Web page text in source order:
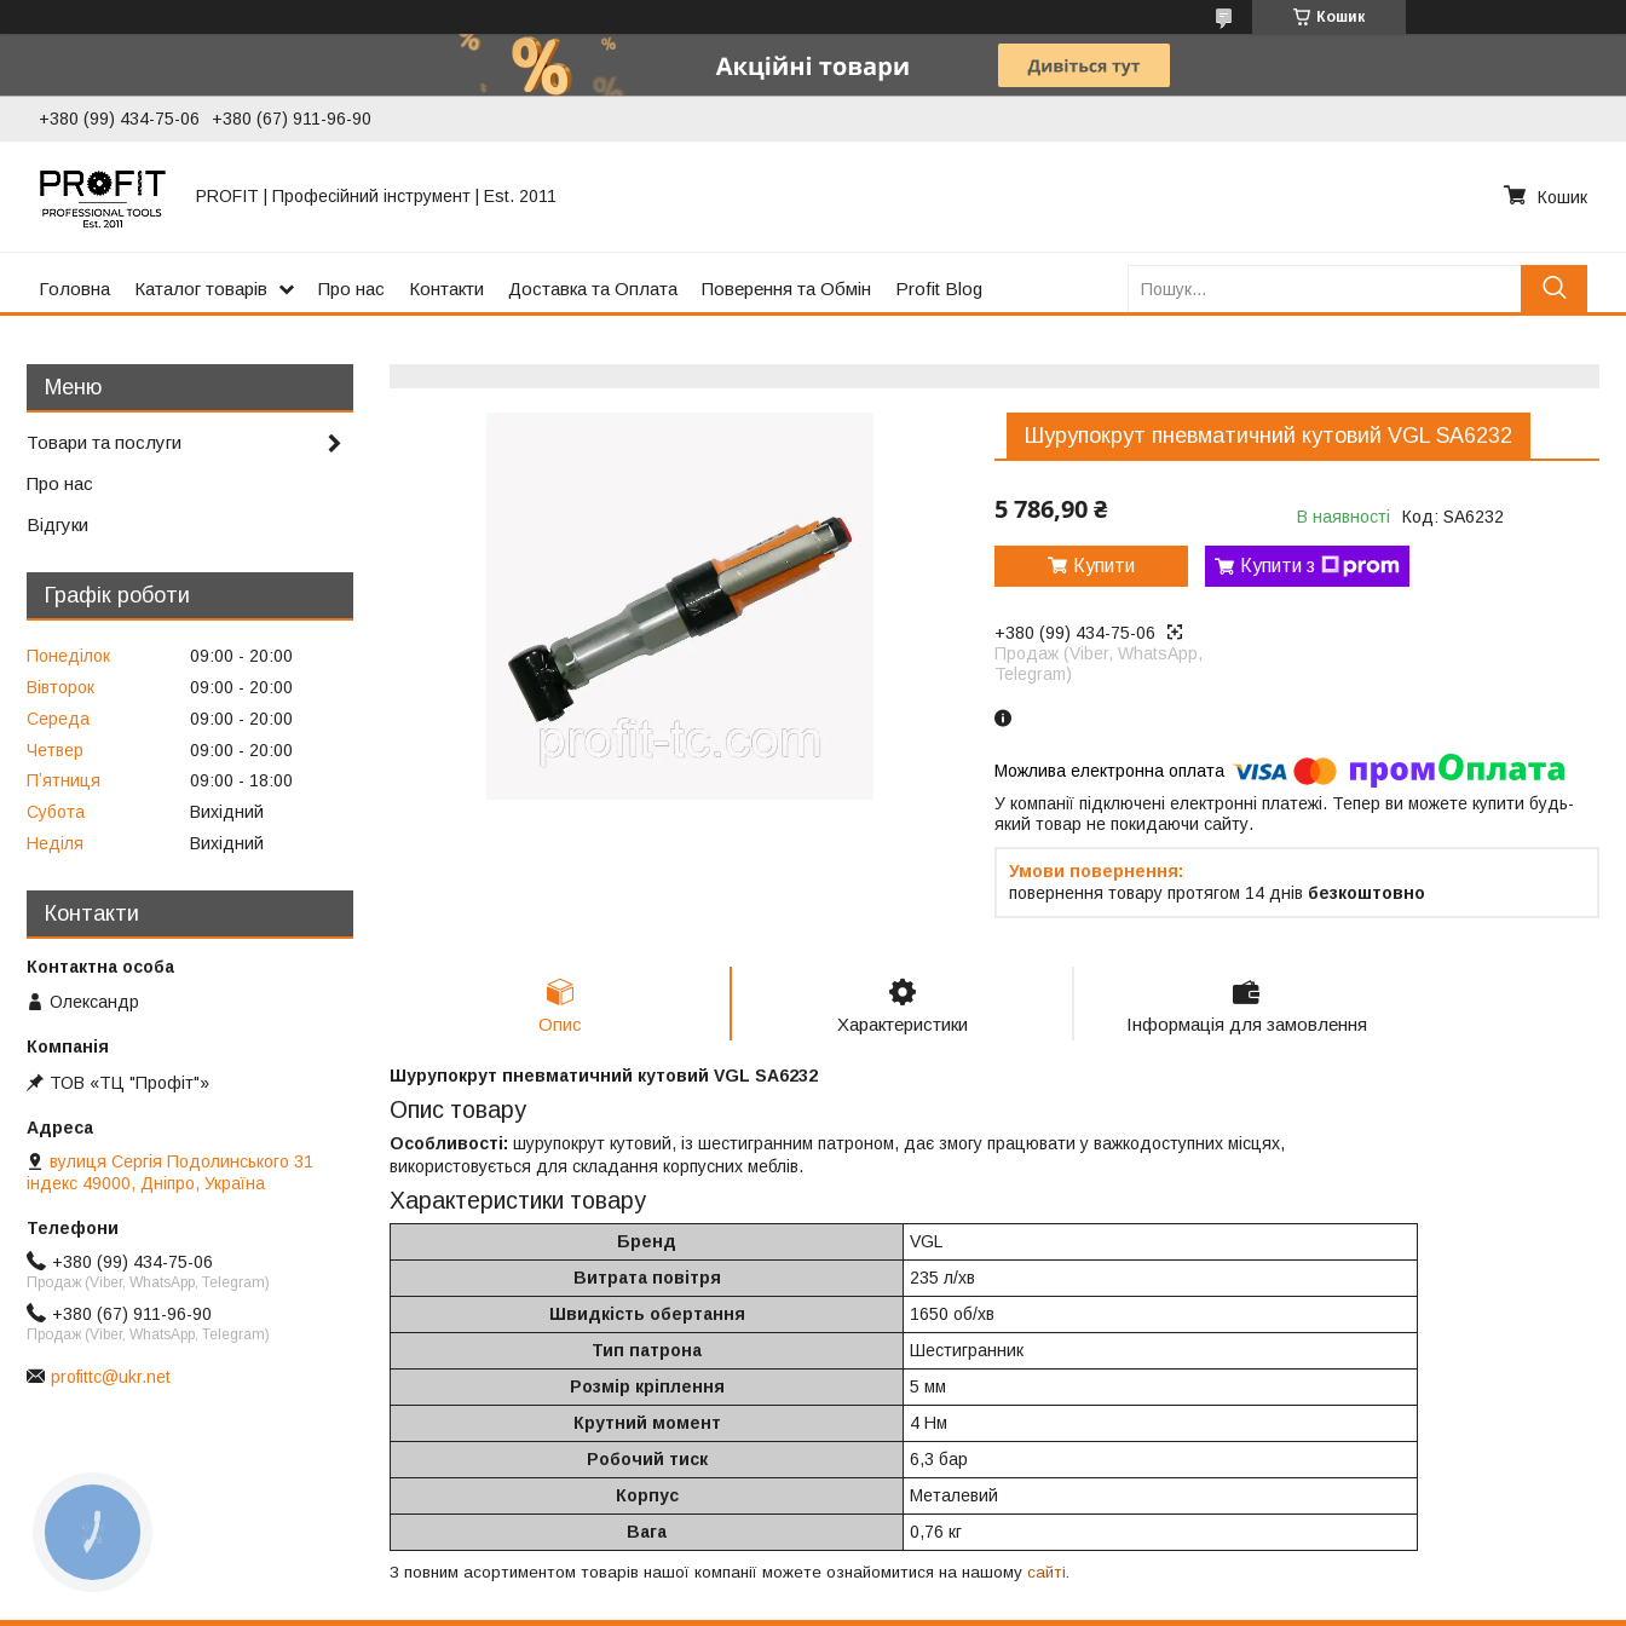
Кошик
+380 (99) 434-75-06 +380 (67) 911-96-90
PROFIT | Професійний інструмент | Est. 2011 Кошик
Головна Каталог товарів Про нас Контакти Доставка та Оплата Поверення та Обмін Profit Blog
Шурупокрут пневматичний кутовий VGL SA6232
5 786,90 ₴ В наявності Код: SA6232
Купити Купити з
+380 (99) 434-75-06
Продаж (Viber, WhatsApp,
Telegram)
У компанії підключені електронні платежі. Тепер ви можете купити будь-
який товар не покидаючи сайту.
повернення товару протягом 14 днів безкоштовно
Опис Характеристики Інформація для замовлення
Шурупокрут пневматичний кутовий VGL SA6232
Опис товару
Особливості: шурупокрут кутовий, із шестигранним патроном, дає змогу працювати у важкодоступних місцях,
використовується для складання корпусних меблів.
Характеристики товару
Бренд
VGL
Витрата повітря
235 л/хв
Швидкість обертання
1650 об/хв
Тип патрона
Шестигранник
Розмір кріплення
5 мм
Крутний момент
4 Нм
Робочий тиск
6,3 бар
Корпус
Металевий
Вага
0,76 кг
З повним асортиментом товарів нашої компанії можете ознайомитися на нашому сайті
Товари та послуги
Про нас
Відгуки
Графік роботи
Понеділок 09:00
20:00
Вівторок
09:00
20:00
Середа
09:00
20:00
Четвер
09:00
20:00
Пʼятниця
09:00
18:00
Субота
Вихідний
Неділя
Вихідний
Контакти
Олександр
ТОВ «ТЦ "Профіт"»
вулиця Сергія Подолинського 31
індекс 49000, Дніпро, Україна
+380 (99) 434-75-06
Продаж (Viber, WhatsApp, Telegram)
+380 (67) 911-96-90
Продаж (Viber, WhatsApp, Telegram)
profittc@ukr.net
КНОПКА
ЗВ'ЯЗКУ